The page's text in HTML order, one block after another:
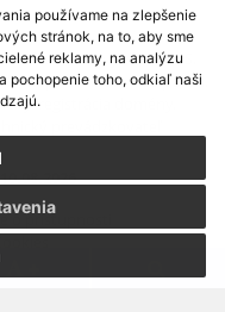
používame na zlepšenie
stránok, na to, aby sme
reklamy, na analýzu
pochopenie toho, odkiaľ naši
s využitím RSS
2,Mapa stránok,web portál
,registrácia domény
10.08.2026
o prístupnosti